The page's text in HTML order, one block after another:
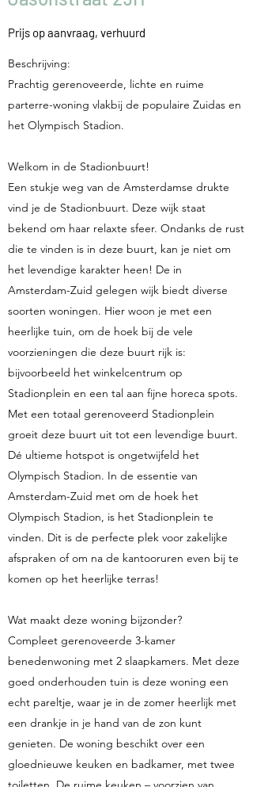
Prijs op aanvraag, verhuurd
Beschrijving:
Prachtig gerenoveerde, lichte en ruime
parterre-woning vlakbij de populaire Zuidas en
het Olympisch Stadion.
Welkom in de Stadionbuurt!
Een stukje weg van de Amsterdamse drukte
vind je de Stadionbuurt. Deze wijk staat
bekend om haar relaxte sfeer. Ondanks de rust
die te vinden is in deze buurt, kan je niet om
het levendige karakter heen! De in
Amsterdam-Zuid gelegen wijk biedt diverse
soorten woningen. Hier woon je met een
heerlijke tuin, om de hoek bij de vele
voorzieningen die deze buurt rijk is:
bijvoorbeeld het winkelcentrum op
Stadionplein en een tal aan fijne horeca spots.
Met een totaal gerenoveerd Stadionplein
groeit deze buurt uit tot een levendige buurt.
Dé ultieme hotspot is ongetwijfeld het
Olympisch Stadion. In de essentie van
Amsterdam-Zuid met om de hoek het
Olympisch Stadion, is het Stadionplein te
vinden. Dit is de perfecte plek voor zakelijke
afspraken of om na de kantooruren even bij te
komen op het heerlijke terras!
Wat maakt deze woning bijzonder?
Compleet gerenoveerde 3-kamer
benedenwoning met 2 slaapkamers. Met deze
goed onderhouden tuin is deze woning een
echt pareltje, waar je in de zomer heerlijk met
een drankje in je hand van de zon kunt
genieten. De woning beschikt over een
gloednieuwe keuken en badkamer, met twee